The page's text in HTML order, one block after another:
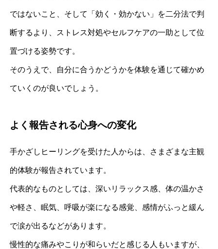
ではないこと、そして「効く・効かない」を二分法で判
断するより、ストレス対処やセルフケアの一助として位
置づける姿勢です。
そのうえで、自分に合うかどうかを体験を通じて確かめ
ていくのが良いでしょう。
よく報告される心身への変化
手かざしヒーリングを受けた人からは、さまざまな主観
的体験が報告されています。
代表的なものとしては、深いリラックス感、体の温かさ
や軽さ、眠気、呼吸が楽になる感覚、感情がふっと緩ん
で涙が出るなどがあります。
慢性的な痛みやこりが和らいだと感じる人もいますが、